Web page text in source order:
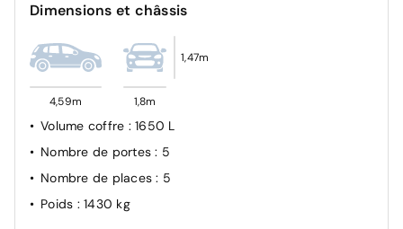
Dimensions et châssis
4,59m 1,8m
1,47m
Volume coffre : 1650 L
Nombre de portes: 5
Nombre de places: 5
Poids : 1430 kg